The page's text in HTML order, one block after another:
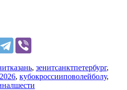
, зенитсанктпетербург,
, кубокроссииповолейболу,